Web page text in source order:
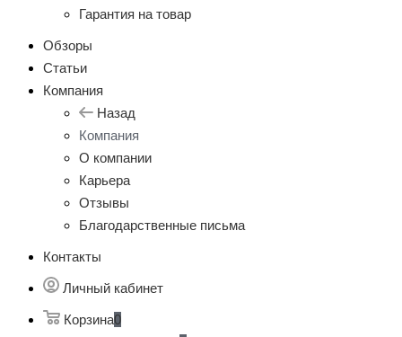
Гарантия на товар
Обзоры
Статьи
Компания
Назад
Компания
О компании
Карьера
Отзывы
Благодарственные письма
Контакты
Личный кабинет
Корзина0